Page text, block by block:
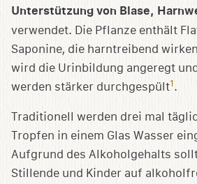
Unterstützung von Blase,
verwendet. Die Pflanze enthält
Saponine, die harntreibend
wird die Urinbildung angeregt
werden stärker durchgespült1 .
Traditionell werden drei mal
Tropfen in einem Glas Wasser
Aufgrund des Alkoholgehalts
Stillende und Kinder auf